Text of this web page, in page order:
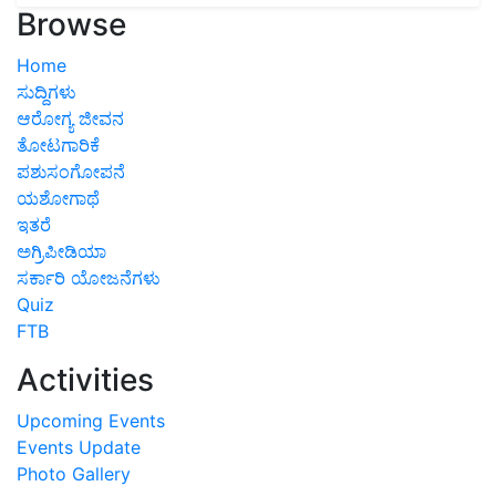
Home
ಸುದ್ದಿಗಳು
ಆರೋಗ್ಯ ಜೀವನ
ತೋಟಗಾರಿಕೆ
ಪಶುಸಂಗೋಪನೆ
ಯಶೋಗಾಥೆ
ಇತರೆ
ಅಗ್ರಿಪೀಡಿಯಾ
ಸರ್ಕಾರಿ ಯೋಜನೆಗಳು
Quiz
FTB
Upcoming Events
Events Update
Photo Gallery
Videos